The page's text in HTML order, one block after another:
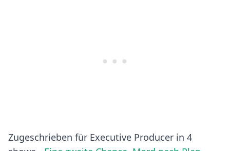
Zugeschrieben für Executive Producer in 4